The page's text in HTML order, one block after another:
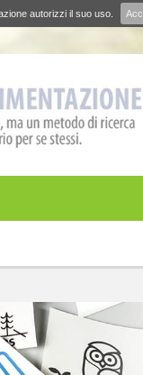
autorizzi il suo uso.